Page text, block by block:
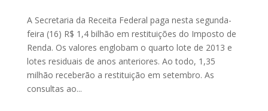
A Secretaria da Receita Federal paga nesta segunda-
feira (16) R$ 1,4 bilhão em restituições do Imposto de
Renda. Os valores englobam o quarto lote de 2013 e
lotes residuais de anos anteriores. Ao todo, 1,35
milhão receberão a restituição em setembro. As
consultas ao...